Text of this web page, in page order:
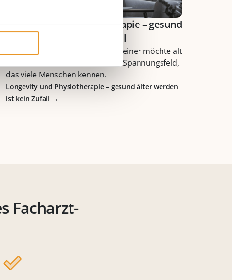
Longevity und Physiotherapie – gesund
älter werden ist kein Zufall
„Alle möchten alt werden, aber keiner möchte alt
sein.“ Dieser Satz beschreibt ein Spannungsfeld,
das viele Menschen kennen.
Longevity und Physiotherapie – gesund älter werden
ist kein Zufall
Facharzt-